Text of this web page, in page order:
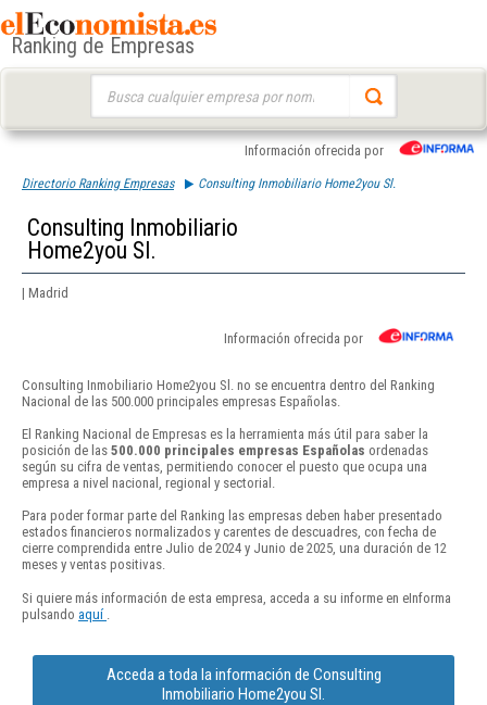
Ranking de Empresas
Información ofrecida por
Directorio Ranking Empresas Consulting Inmobiliario Home2you Sl.
Consulting Inmobiliario
Home2you Sl.
| Madrid
Información ofrecida por
Consulting Inmobiliario Home2you Sl. no se encuentra dentro del Ranking
Nacional de las 500.000 principales empresas Españolas.
El Ranking Nacional de Empresas es la herramienta más útil para saber la
posición de las 500.000 principales empresas Españolas ordenadas
según su cifra de ventas, permitiendo conocer el puesto que ocupa una
empresa a nivel nacional, regional y sectorial.
Para poder formar parte del Ranking las empresas deben haber presentado
estados financieros normalizados y carentes de descuadres, con fecha de
cierre comprendida entre Julio de 2024 y Junio de 2025, una duración de 12
meses y ventas positivas.
Si quiere más información de esta empresa, acceda a su informe en eInforma
pulsando aquí
Acceda a toda la información de Consulting
Inmobiliario Home2you Sl.